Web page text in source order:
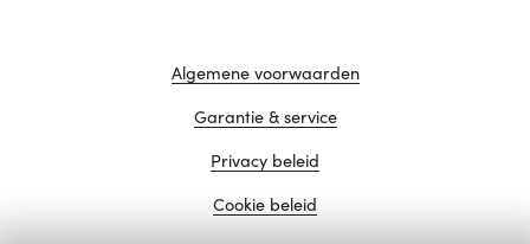
Algemene voorwaarden
Garantie & service
Privacy beleid
Cookie beleid